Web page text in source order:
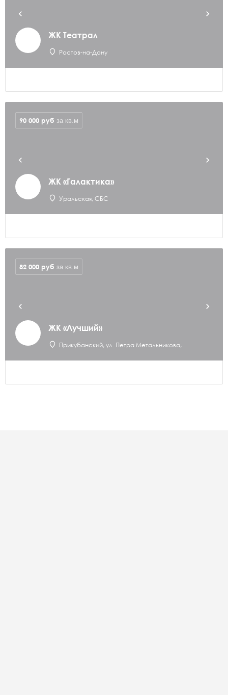
ЖК Театрал
Ростов-на-Дону
ЖК «Галактика»
Уральская, СБС
90 000 руб за кв.м
ЖК «Лучший»
Прикубанский, ул. Петра Метальникова,
82 000 руб за кв.м